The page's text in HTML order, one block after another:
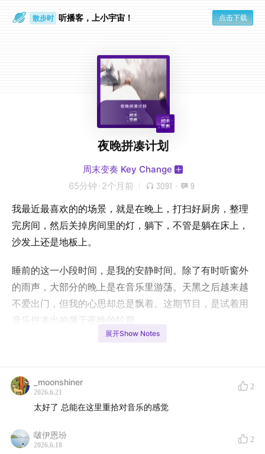
散步时 听播客，上小宇宙！ 点击下载
夜晚拼凑计划
周末变奏 Key Change
65分钟 · 2个月前 3091 · 9
我最近最喜欢的的场景，就是在晚上，打扫好厨房，整理
完房间，然后关掉房间里的灯，躺下，不管是躺在床上，
沙发上还是地板上。
睡前的这一小段时间，是我的安静时间。除了有时听窗外
的雨声，大部分的晚上是在音乐里游荡。天黑之后越来越
不爱出门，但我的心思却总是飘着。这期节目，是试着用
音乐拼凑出的属于夜晚的轮廓。
曲目单：
00:00) Hannah Peel & 王贝贝 - Feed The Fireflies
(07:54) Sonedo - No Sleep (feat. Malachai.)
展开Show Notes
_moonshiner
2026.6.21
2
太好了 总能在这里重拾对音乐的感觉
啵伊恩玢
2026.6.18
2